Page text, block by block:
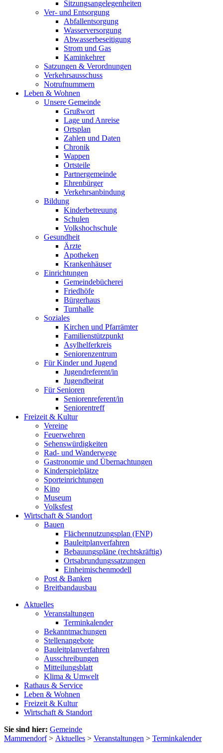
Sitzungsangelegenheiten
Ver- und Entsorgung
Abfallentsorgung
Wasserversorgung
Abwasserbeseitigung
Strom und Gas
Kaminkehrer
Satzungen & Verordnungen
Verkehrsausschuss
Notrufnummern
Leben & Wohnen
Unsere Gemeinde
Grußwort
Lage und Anreise
Ortsplan
Zahlen und Daten
Chronik
Wappen
Ortsteile
Partnergemeinde
Ehrenbürger
Verkehrsanbindung
Bildung
Kinderbetreuung
Schulen
Volkshochschule
Gesundheit
Ärzte
Apotheken
Krankenhäuser
Einrichtungen
Gemeindebücherei
Friedhöfe
Bürgerhaus
Turnhalle
Soziales
Kirchen und Pfarrämter
Familienstützpunkt
Asylhelferkreis
Seniorenzentrum
Für Kinder und Jugend
Jugendreferent/in
Jugendbeirat
Für Senioren
Seniorenreferent/in
Seniorentreff
Freizeit & Kultur
Vereine
Feuerwehren
Sehenswürdigkeiten
Rad- und Wanderwege
Gastronomie und Übernachtungen
Kinderspielplätze
Sporteinrichtungen
Kino
Museum
Volksfest
Wirtschaft & Standort
Bauen
Flächennutzungsplan (FNP)
Bauleitplanverfahren
Bebauungspläne (rechtskräftig)
Ortsabrundungssatzungen
Einheimischenmodell
Post & Banken
Breitbandausbau
Aktuelles
Veranstaltungen
Terminkalender
Bekanntmachungen
Stellenangebote
Bauleitplanverfahren
Ausschreibungen
Mitteilungsblatt
Klima & Umwelt
Rathaus & Service
Leben & Wohnen
Freizeit & Kultur
Wirtschaft & Standort
Sie sind hier: Gemeinde
Mammendorf> Aktuelles > Veranstaltungen > Terminkalender